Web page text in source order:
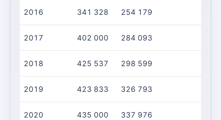
2016 341 328 254 179
2017 402 000 284 093
2018 425 537 298 599
2019 423 833 326 793
2020 435 000 337 976